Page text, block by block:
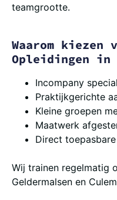
teamgrootte.
Waarom kiezen
Opleidingen in
Incompany
Praktijkgerichte
Kleine groepen
Maatwerk
Direct toepasbare
Wij trainen regelmatig
Geldermalsen en